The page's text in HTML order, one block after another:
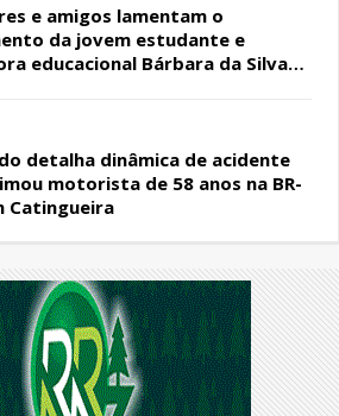
e amigos lamentam o
da jovem estudante e
educacional Bárbara da Silva
detalha dinâmica de acidente
motorista de 58 anos na BR-
Catingueira